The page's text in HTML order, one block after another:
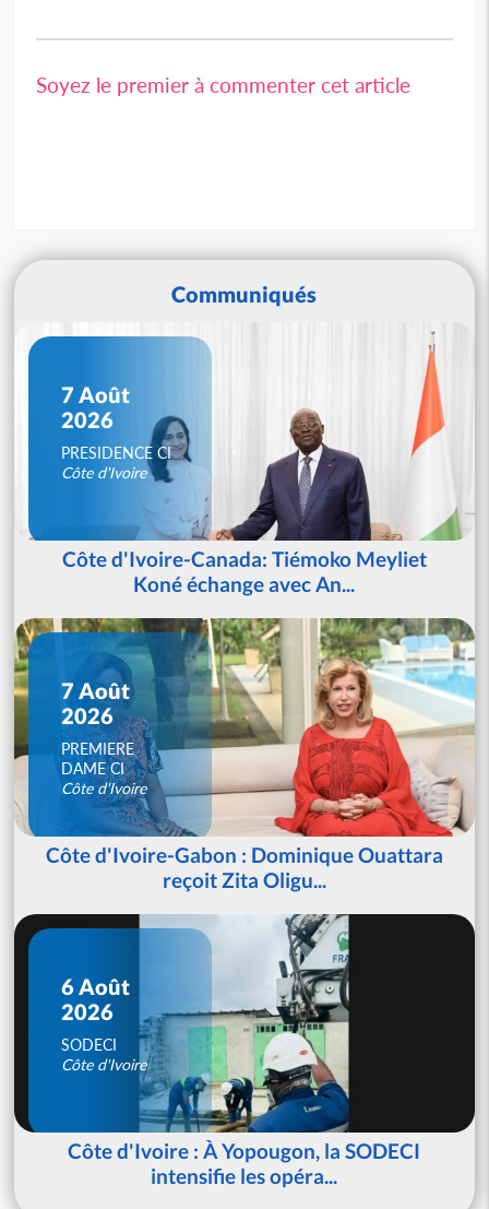
Soyez le premier à commenter cet article
Communiqués
7 Août
2026
PRESIDENCE CI
Côte d'Ivoire
Côte d'Ivoire-Canada: Tiémoko Meyliet
Koné échange avec An...
7 Août
2026
PREMIERE
DAME CI
Côte d'Ivoire
Côte d'Ivoire-Gabon : Dominique Ouattara
reçoit Zita Oligu...
6 Août
2026
SODECI
Côte d'Ivoire
Côte d'Ivoire : À Yopougon, la SODECI
intensifie les opéra...